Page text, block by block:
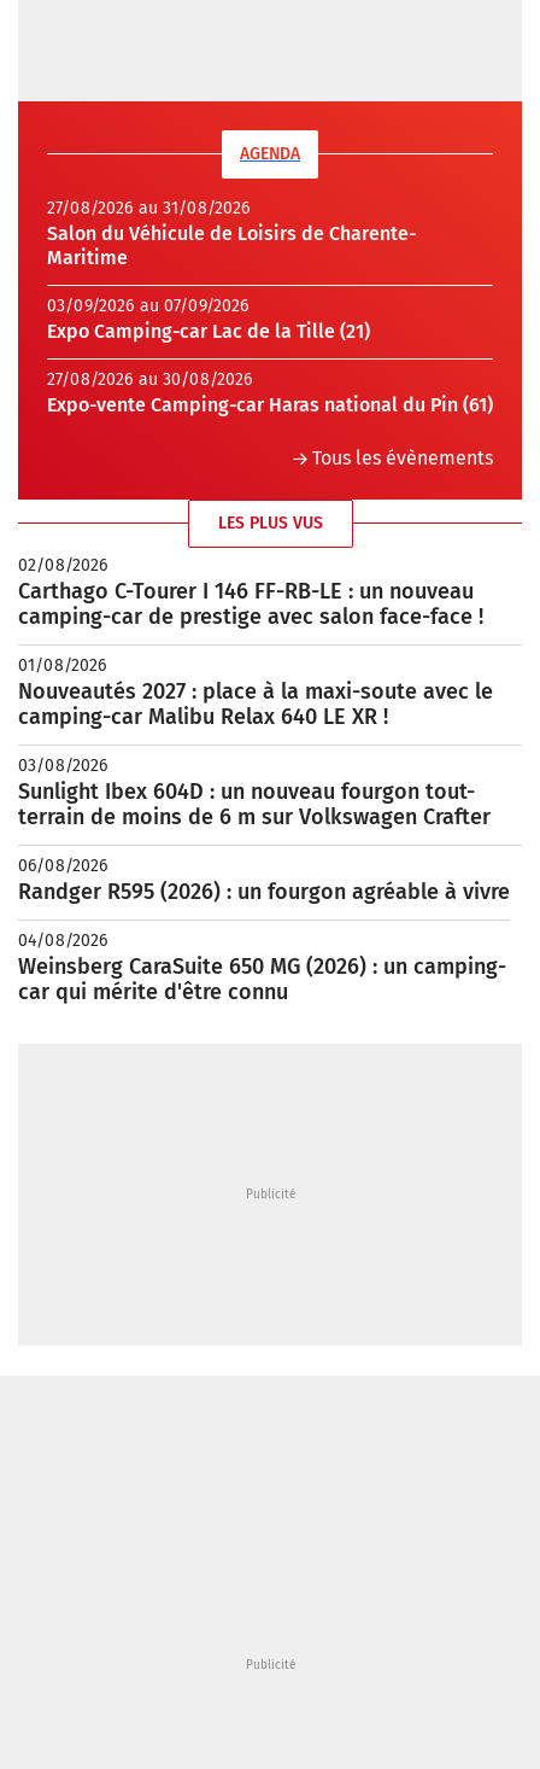
AGENDA
27/08/2026 au 31/08/2026
Salon du Véhicule de Loisirs de Charente-
Maritime
03/09/2026 au 07/09/2026
Expo Camping-car Lac de la Tille (21)
27/08/2026 au 30/08/2026
Expo-vente Camping-car Haras national du Pin (61)
Tous les évènements
LES PLUS VUS
02/08/2026
Carthago C-Tourer I 146 FF-RB-LE : un nouveau
camping-car de prestige avec salon face-face !
01/08/2026
Nouveautés 2027 : place à la maxi-soute avec le
camping-car Malibu Relax 640 LE XR !
03/08/2026
Sunlight Ibex 604D : un nouveau fourgon tout-
terrain de moins de 6 m sur Volkswagen Crafter
06/08/2026
Randger R595 (2026) : un fourgon agréable à vivre
04/08/2026
Weinsberg CaraSuite 650 MG (2026) : un camping-
car qui mérite d'être connu